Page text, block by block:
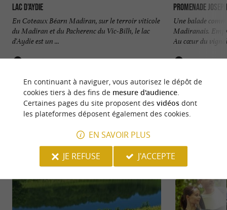
Lac d'Aydie
En Coteaux Béarn Madiran, sur le terroir viticole
du Madiran et du Pacherenc du Vic-Bilh, le lac
d'Aydie est un ...
3,0 km - Aydie
Promenade
Une balade
Madiranais.
Au cœur du
4,0 km -
NOUS AVONS TESTÉPOUR VOUS
En continuant à naviguer, vous autorisez le dépôt de
cookies tiers à des fins de mesure d'audience.
Certaines pages du site proposent des vidéosdont
les plateformes déposent également des cookies.
EN SAVOIR PLUS
JE REFUSE
J'ACCEPTE